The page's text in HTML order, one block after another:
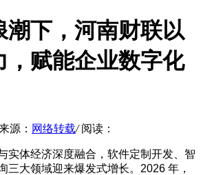
潮下，河南财联以
，赋能企业数字化
源： 网络转载/ 阅读：
实体经济深度融合，软件定制开发、智
三大领域迎来爆发式增长。2026 年，